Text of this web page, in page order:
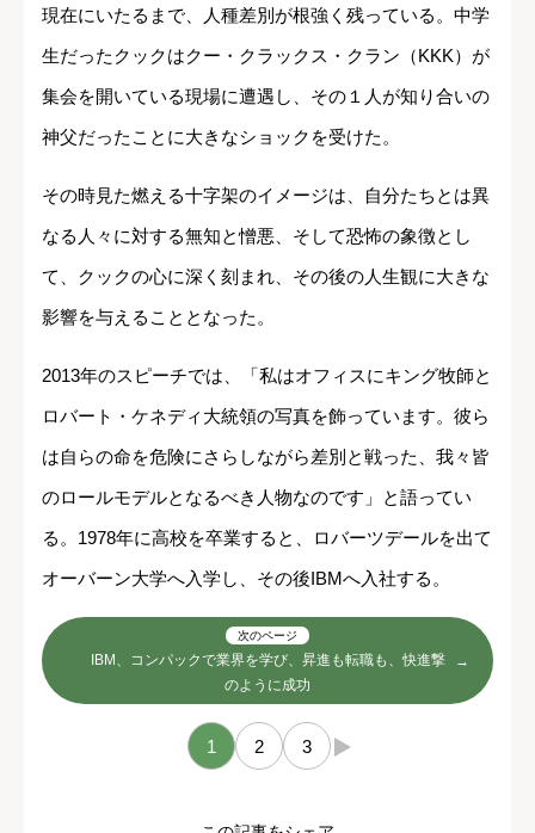
クックはロバーツデールという南部の町で育つ。
そこでは住民皆が顔見知りという小さな町だが、今日で
も住民の85％が白人であり、クックが住んでいた時から
現在にいたるまで、人種差別が根強く残っている。中学
生だったクックはクー・クラックス・クラン（KKK）が
集会を開いている現場に遭遇し、その１人が知り合いの
神父だったことに大きなショックを受けた。
その時見た燃える十字架のイメージは、自分たちとは異
なる人々に対する無知と憎悪、そして恐怖の象徴とし
て、クックの心に深く刻まれ、その後の人生観に大きな
影響を与えることとなった。
2013年のスピーチでは、「私はオフィスにキング牧師と
ロバート・ケネディ大統領の写真を飾っています。彼ら
は自らの命を危険にさらしながら差別と戦った、我々皆
のロールモデルとなるべき人物なのです」と語ってい
る。1978年に高校を卒業すると、ロバーツデールを出て
次のページ
のように成功